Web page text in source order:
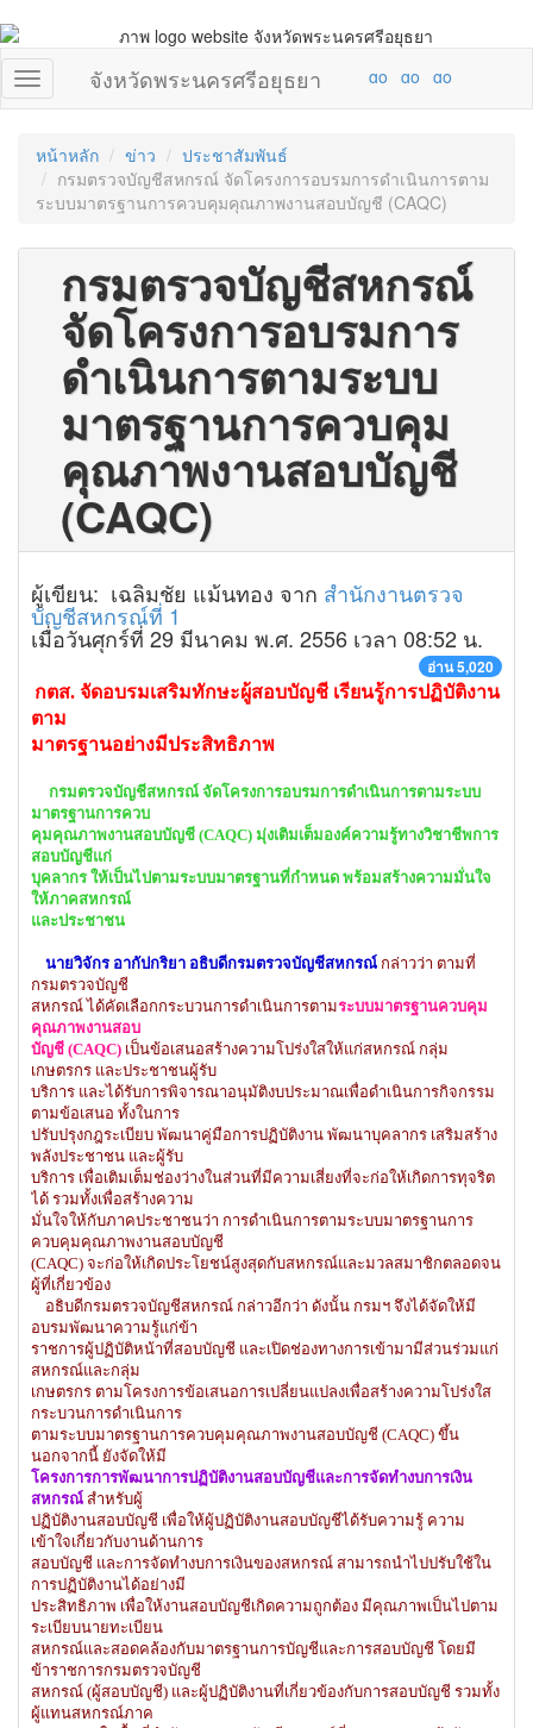
จังหวัดพระนครศรีอยุธยา
หน้าหลัก ข่าว
ประชาสัมพันธ์
กรมตรวจบัญชีสหกรณ์ จัดโครงการอบรมการดำเนินการตาม
ระบบมาตรฐานการควบคุมคุณภาพงานสอบบัญชี (CAQC)
กรมตรวจบัญชีสหกรณ์
จัดโครงการอบรมการ
ดำเนินการตามระบบ
มาตรฐานการควบคุม
คุณภาพงานสอบบัญชี
(CAQC)
ผู้เขียน: เฉลิมชัย แม้นทอง จาก สำนักงานตรวจ
บัญชีสหกรณ์ที่ 1
เมื่อวันศุกร์ที่ 29 มีนาคม พ.ศ. 2556 เวลา 08:52 น.
อ่าน 5,020
กตส. จัดอบรมเสริมทักษะผู้สอบบัญชี เรียนรู้การปฏิบัติงาน
ตาม
มาตรฐานอย่างมีประสิทธิภาพ
กรมตรวจบัญชีสหกรณ์ จัดโครงการอบรมการดำเนินการตามระบบ
มาตรฐานการควบ
คุมคุณภาพงานสอบบัญชี (CAQC) มุ่งเติมเต็มองค์ความรู้ทางวิชาชีพการ
สอบบัญชีแก่
บุคลากร ให้เป็นไปตามระบบมาตรฐานที่กำหนด พร้อมสร้างความมั่นใจ
ให้ภาคสหกรณ์
และประชาชน
นายวิจักร อากัปกริยา อธิบดีกรมตรวจบัญชีสหกรณ์ กล่าวว่า ตามที่
กรมตรวจบัญชี
สหกรณ์ ได้คัดเลือกกระบวนการดำเนินการตามระบบมาตรฐานควบคุม
คุณภาพงานสอบ
บัญชี (CAQC) เป็นข้อเสนอสร้างความโปร่งใสให้แก่สหกรณ์ กลุ่ม
เกษตรกร และประชาชนผู้รับ
บริการ และได้รับการพิจารณาอนุมัติงบประมาณเพื่อดำเนินการกิจกรรม
ตามข้อเสนอ ทั้งในการ
ปรับปรุงกฎระเบียบ พัฒนาคู่มือการปฏิบัติงาน พัฒนาบุคลากร เสริมสร้าง
พลังประชาชน และผู้รับ
บริการ เพื่อเติมเต็มช่องว่างในส่วนที่มีความเสี่ยงที่จะก่อให้เกิดการทุจริต
ได้ รวมทั้งเพื่อสร้างความ
มั่นใจให้กับภาคประชาชนว่า การดำเนินการตามระบบมาตรฐานการ
ควบคุมคุณภาพงานสอบบัญชี
(CAQC) จะก่อให้เกิดประโยชน์สูงสุดกับสหกรณ์และมวลสมาชิกตลอดจน
ผู้ที่เกี่ยวข้อง
อธิบดีกรมตรวจบัญชีสหกรณ์ กล่าวอีกว่า ดังนั้น กรมฯ จึงได้จัดให้มี
อบรมพัฒนาความรู้แก่ข้า
ราชการผู้ปฏิบัติหน้าที่สอบบัญชี และเปิดช่องทางการเข้ามามีส่วนร่วมแก่
สหกรณ์และกลุ่ม
เกษตรกร ตามโครงการข้อเสนอการเปลี่ยนแปลงเพื่อสร้างความโปร่งใส
กระบวนการดำเนินการ
ตามระบบมาตรฐานการควบคุมคุณภาพงานสอบบัญชี (CAQC) ขึ้น
นอกจากนี้ ยังจัดให้มี
โครงการการพัฒนาการปฏิบัติงานสอบบัญชีและการจัดทำงบการเงิน
สหกรณ์ สำหรับผู้
ปฏิบัติงานสอบบัญชี เพื่อให้ผู้ปฏิบัติงานสอบบัญชีได้รับความรู้ ความ
เข้าใจเกี่ยวกับงานด้านการ
สอบบัญชี และการจัดทำงบการเงินของสหกรณ์ สามารถนำไปปรับใช้ใน
การปฏิบัติงานได้อย่างมี
ประสิทธิภาพ เพื่อให้งานสอบบัญชีเกิดความถูกต้อง มีคุณภาพเป็นไปตาม
ระเบียบนายทะเบียน
สหกรณ์และสอดคล้องกับมาตรฐานการบัญชีและการสอบบัญชี โดยมี
ข้าราชการกรมตรวจบัญชี
สหกรณ์ (ผู้สอบบัญชี) และผู้ปฏิบัติงานที่เกี่ยวข้องกับการสอบบัญชี รวมทั้ง
ผู้แทนสหกรณ์ภาค